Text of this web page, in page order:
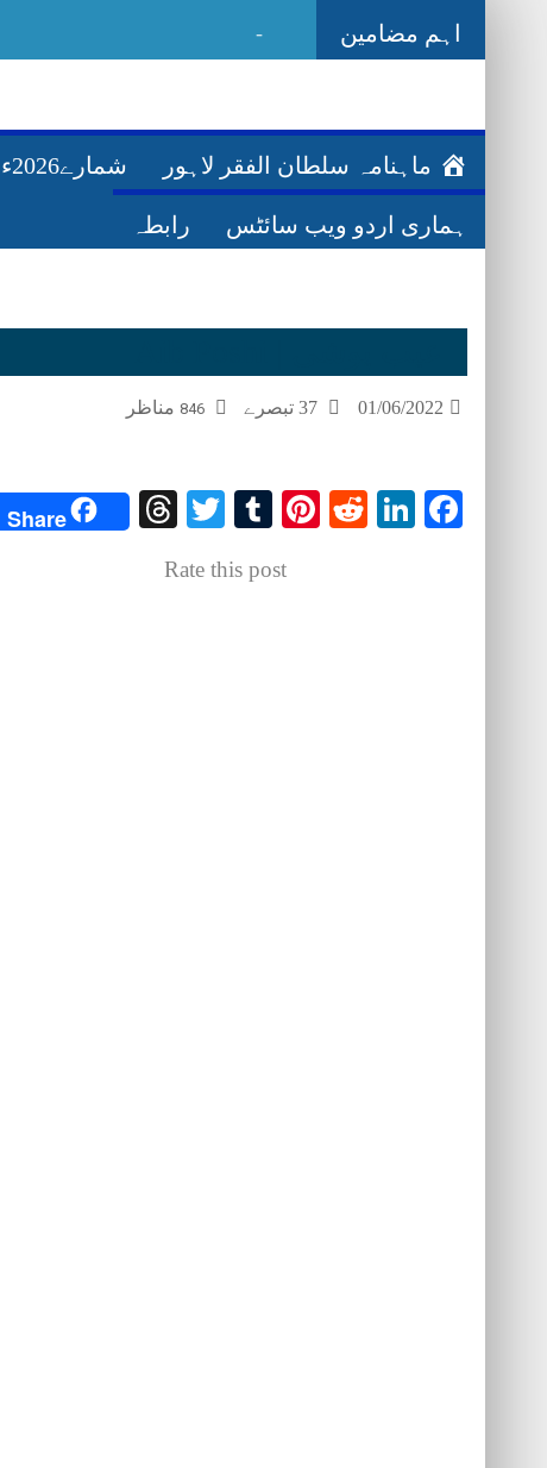
اہم مضامین Ghazwa
ماہنامہ سلطان الفقر لاہور شمارے2026ء
ہماری اردو ویب سائٹس رابطہ
01/06/2022
846 مناظر
Facebook
LinkedIn
Reddit
Pinterest
Tumblr
Twitter
Threads
Share
Rate this post